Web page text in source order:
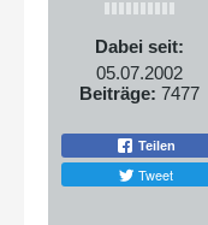
Dabei seit:
05.07.2002
Beiträge: 7477
Teilen
Tweet